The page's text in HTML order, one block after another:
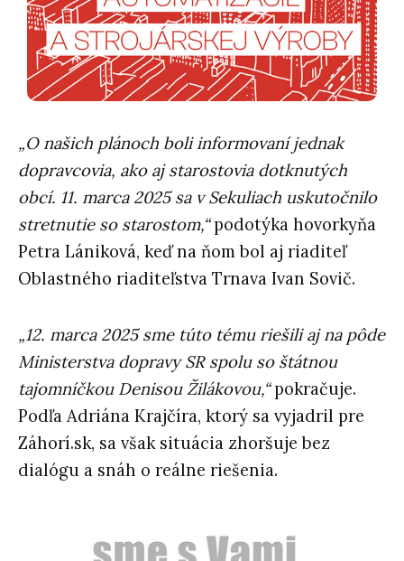
„O našich plánoch boli informovaní jednak
dopravcovia, ako aj starostovia dotknutých
obcí. 11. marca 2025 sa v Sekuliach uskutočnilo
stretnutie so starostom,“podotýka hovorkyňa
Petra Lániková, keď na ňom bol aj riaditeľ
Oblastného riaditeľstva Trnava Ivan Sovič.
„12. marca 2025 sme túto tému riešili aj na pôde
Ministerstva dopravy SR spolu so štátnou
tajomníčkou Denisou Žilákovou,“pokračuje.
Podľa Adriána Krajčíra, ktorý sa vyjadril pre
Záhorí.sk, sa však situácia zhoršuje bez
dialógu a snáh o reálne riešenia.